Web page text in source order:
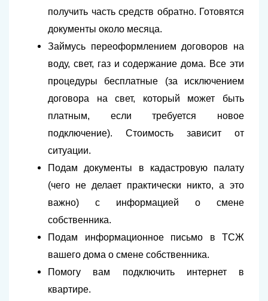
получить часть средств обратно. Готовятся
документы около месяца.
Займусь переоформлением договоров на
воду, свет, газ и содержание дома. Все эти
процедуры бесплатные (за исключением
договора на свет, который может быть
платным, если требуется новое
подключение). Стоимость зависит от
ситуации.
Подам документы в кадастровую палату
(чего не делает практически никто, а это
важно) с информацией о смене
собственника.
Подам информационное письмо в ТСЖ
вашего дома о смене собственника.
Помогу вам подключить интернет в
квартире.